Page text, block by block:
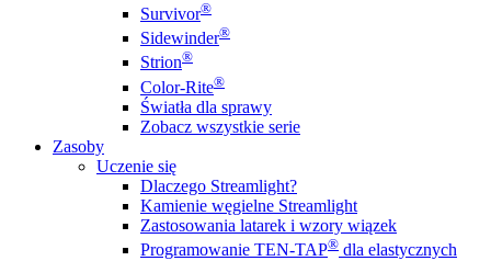
Survivor®
Sidewinder®
Strion®
Color-Rite®
Światła dla sprawy
Zobacz wszystkie serie
Zasoby
Uczenie się
Dlaczego Streamlight?
Kamienie węgielne Streamlight
Zastosowania latarek i wzory wiązek
Programowanie TEN-TAP® dla elastycznych